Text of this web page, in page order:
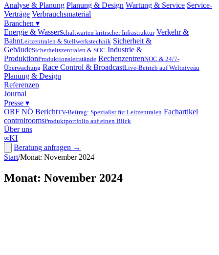
Analyse & Planung Planung & Design Wartung & Service Service-
Verträge Verbrauchsmaterial
Branchen ▾
Energie & WasserSchaltwarten kritischer Infrastruktur Verkehr &
BahnLeitzentralen & Stellwerkstechnik Sicherheit &
GebäudeSicherheitszentralen & SOC Industrie &
ProduktionProduktionsleitstände RechenzentrenNOC & 24/7-
Überwachung Race Control & BroadcastLive-Betrieb auf Weltniveau
Planung & Design
Referenzen
Journal
Presse ▾
ORF NÖ BerichtTV-Beitrag: Spezialist für Leitzentralen Fachartikel
controlroomsProduktportfolio auf einen Blick
Über uns
∞KI
Beratung anfragen →
Start/Monat: November 2024
Monat: November 2024